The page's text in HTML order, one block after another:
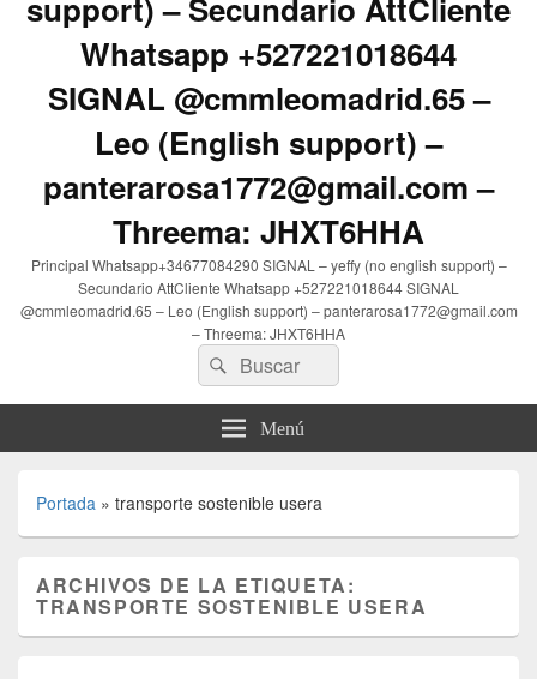
support) – Secundario AttCliente
Whatsapp +527221018644
SIGNAL @cmmleomadrid.65 –
Leo (English support) –
panterarosa1772@gmail.com –
Threema: JHXT6HHA
Principal Whatsapp+34677084290 SIGNAL – yeffy (no english support) –
Secundario AttCliente Whatsapp +527221018644 SIGNAL
@cmmleomadrid.65 – Leo (English support) – panterarosa1772@gmail.com
– Threema: JHXT6HHA
Buscar
por:
Buscar
Menú
Portada » transporte sostenible usera
ARCHIVOS DE LA ETIQUETA:
TRANSPORTE SOSTENIBLE USERA